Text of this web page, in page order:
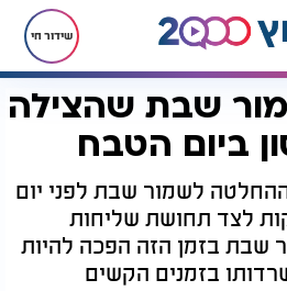
שידור חי
ההחלטה לשמור שבת שהצילה את ברק ניקסון ביום הטבח
שבת שהצילה
ביום הטבח
לשמור שבת לפני יום
לצד תחושת שליחות
שבת בזמן הזה הפכה להיות
בזמנים הקשים